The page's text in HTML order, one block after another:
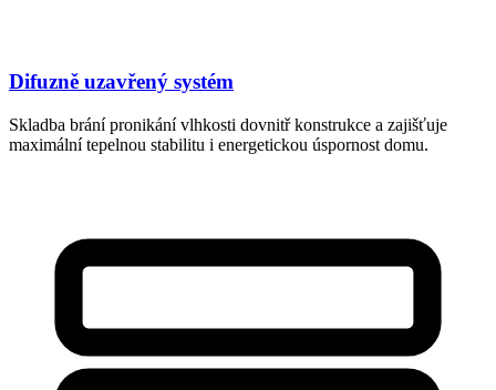
Difuzně uzavřený systém
Skladba brání pronikání vlhkosti dovnitř konstrukce a zajišťuje
maximální tepelnou stabilitu i energetickou úspornost domu.